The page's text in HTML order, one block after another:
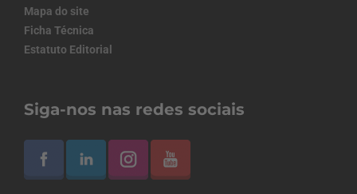
Mapa do site
Ficha Técnica
Estatuto Editorial
Siga-nos nas redes sociais